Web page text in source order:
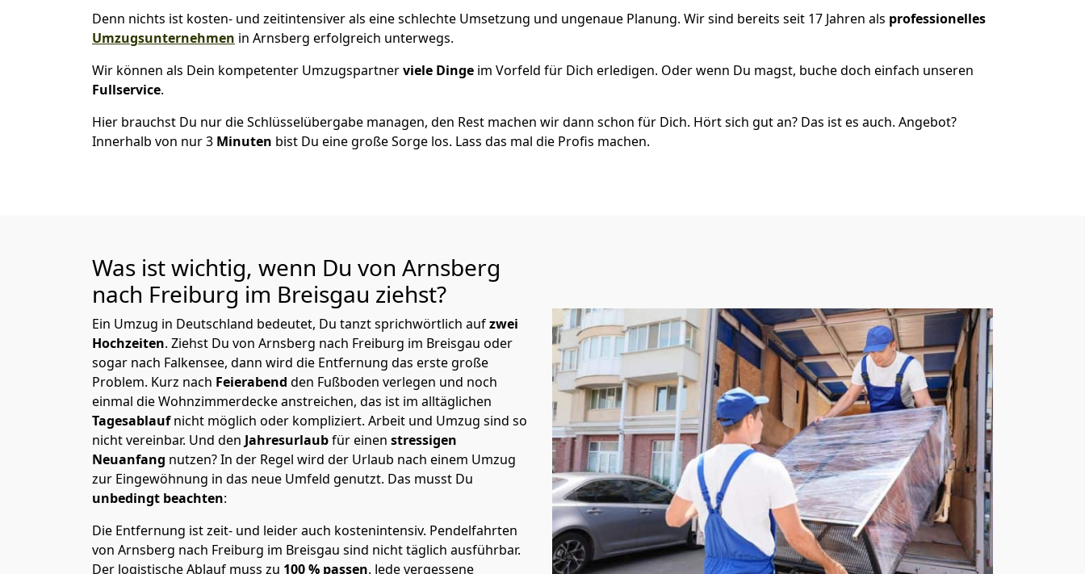
Denn nichts ist kosten- und zeitintensiver als eine schlechte Umsetzung und ungenaue Planung. Wir sind bereits seit 17 Jahren als professionelles
Umzugsunternehmen in Arnsberg erfolgreich unterwegs.
Wir können als Dein kompetenter Umzugspartnerviele Dinge im Vorfeld für Dich erledigen. Oder wenn Du magst, buche doch einfach unseren
Fullservice.
Hier brauchst Du nur die Schlüsselübergabe managen, den Rest machen wir dann schon für Dich. Hört sich gut an? Das ist es auch. Angebot?
Innerhalb von nur 3 Minuten bist Du eine große Sorge los. Lass das mal die Profis machen.
Was ist wichtig, wenn Du von Arnsberg
nach Freiburg im Breisgau ziehst?
Ein Umzug in Deutschland bedeutet, Du tanzt sprichwörtlich aufzwei
Hochzeiten. Ziehst Du von Arnsberg nach Freiburg im Breisgau oder
sogar nach Falkensee, dann wird die Entfernung das erste große
Problem. Kurz nach Feierabend den Fußboden verlegen und noch
einmal die Wohnzimmerdecke anstreichen, das ist im alltäglichen
Tagesablaufnicht möglich oder kompliziert. Arbeit und Umzug sind so
nicht vereinbar. Und den Jahresurlaubfür einen stressigen
Neuanfang nutzen? In der Regel wird der Urlaub nach einem Umzug
zur Eingewöhnung in das neue Umfeld genutzt. Das musst Du
unbedingt beachten:
Die Entfernung ist zeit- und leider auch kostenintensiv. Pendelfahrten
von Arnsberg nach Freiburg im Breisgau sind nicht täglich ausführbar.
Der logistische Ablauf muss zu 100 % passen. Jede vergessene